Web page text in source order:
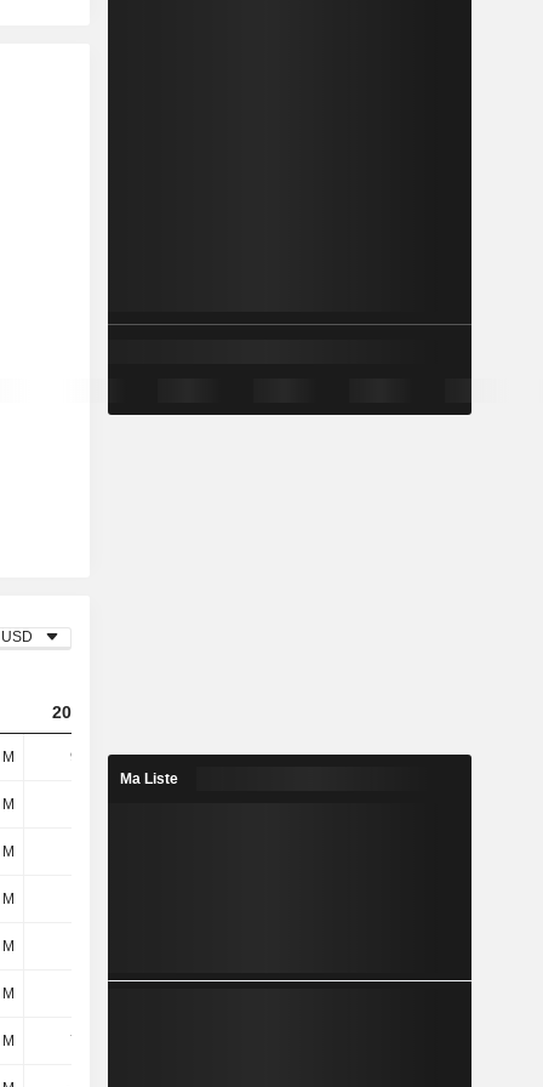
USD
2024
906 M 1,11 Md 1,12 Md
703 M
Ma Liste